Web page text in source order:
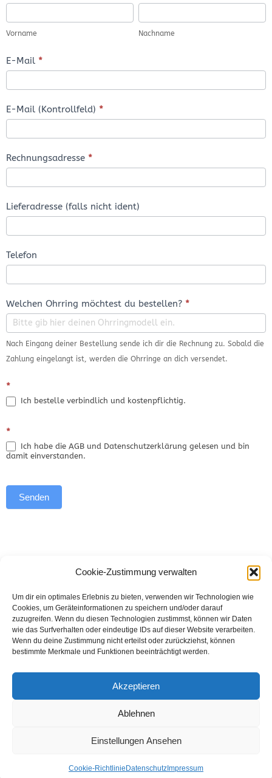
Cookie-Zustimmung verwalten
Um dir ein optimales Erlebnis zu bieten, verwenden wir Technologien wie
Cookies, um Geräteinformationen zu speichern und/oder darauf
zuzugreifen. Wenn du diesen Technologien zustimmst, können wir Daten
wie das Surfverhalten oder eindeutige IDs auf dieser Website verarbeiten.
Wenn du deine Zustimmung nicht erteilst oder zurückziehst, können
bestimmte Merkmale und Funktionen beeinträchtigt werden.
Akzeptieren
Ablehnen
Einstellungen Ansehen
Cookie-Richtlinie Datenschutz Impressum
Vorname Nachname
E-Mail *
E-Mail (Kontrollfeld) *
Rechnungsadresse *
Lieferadresse (falls nicht ident)
Telefon
Welchen Ohrring möchtest du bestellen? *
Nach Eingang deiner Bestellung sende ich dir die Rechnung zu. Sobald die
Zahlung eingelangt ist, werden die Ohrringe an dich versendet.
*
Ich bestelle verbindlich und kostenpflichtig.
*
Ich habe die AGB und Datenschutzerklärung gelesen und bin
damit einverstanden.
Senden
Hier findest du dieAGB und die Datenschutzerklärung
Datenschutz Impressum
Cookie-Richtlinie (EU)
AGB, Lieferbedingungen und Widerrufsbelehrung
Neve| Präsentiert von WordPress
Hier geht es zur Fädeltraum-Webseite: coaching-